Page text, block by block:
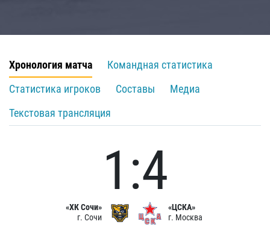
Хронология матча
Командная статистика
Статистика игроков
Составы
Медиа
Текстовая трансляция
«ХК Сочи»
г. Сочи
1:4
«ЦСКА»
г. Москва